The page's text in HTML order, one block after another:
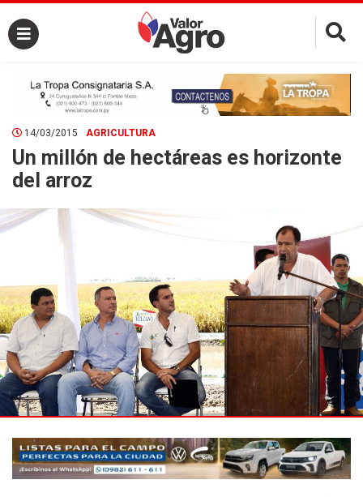
×
14/03/2015 AGRICULTURA
Un millón de hectáreas es horizonte
del arroz